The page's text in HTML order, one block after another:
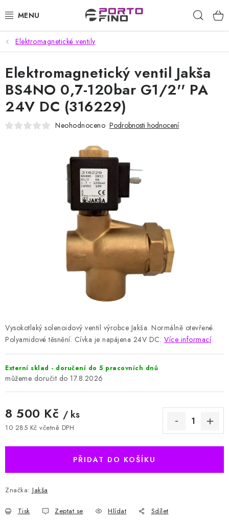
na
CHEMIE A PÉČE O VOZIDLA
PŘÍSLUŠENSTVÍ A ND K AUTOMYČKÁM
VYSOKOTLAKÉ A ČISTÍCÍ STROJE
VYSAVAČE, TEPOVAČE
DOMÁCNOST A ZAHRADA
CHEMIE - BEZKONTAKTNÍ MYČKY
HODNOCENÍ OBCHODU
Jak nakupovat
Kontakty
Obchodní podmínky
Podmínky ochrany osobních údajů
Samoobslužné platební terminály
Elektromagnetické ventily
Vysokotlaký solenoidový ventil výrobce Jakša. Normálně otevřené.
Polyamidové těsnění. Cívka je napájena 24V DC. Více informací
Externí sklad - doručení do 5 pracovních dnů
17.8.2026
8 500 Kč / ks
10 285 Kč včetně DPH
PŘIDAT DO KOŠÍKU
Značka: Jakša
Tisk Zeptat se Hlídat Sdílet
Elektromagnetický ventil Jakša
BS4NO 0,7-120bar G1/2'' PA
24V DC (316229)
Neohodnoceno Podrobnosti hodnocení